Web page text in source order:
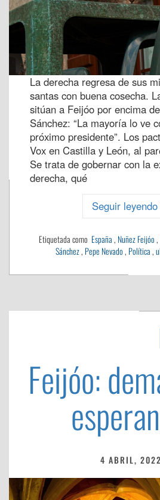
La derecha regresa de sus
santas con buena cosecha.
sitúan a Feijóo por encima
Sánchez: “La mayoría lo ve
próximo presidente”. Los
Vox en Castilla y León, al
Se trata de gobernar con la
derecha, qué
Seguir leyendo
Etiquetada como España, Nuñez Feijóo,
Sánchez, Pepe Nevado, Política,
Feijóo:
4 ABRIL, 2022